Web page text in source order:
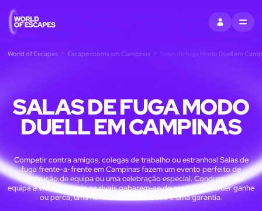
ENTRARMENU
World of Escapes Escape rooms em Campinas Salas de fuga Modo Duell em
SALAS DE FUGA MODO
DUELL EM CAMPINAS
Competir contra amigos, colegas de trabalho ou estranhos! Salas de
fuga frente-a-frente em Campinas fazem um evento perfeito de
construção de equipa ou uma celebração especial. Conduza a sua
equipa à vitória ou veja os rivais gabarem-se do seu triunfo! Quer ganhe
ou perca, uma hora cheia de diversão é uma garantia.